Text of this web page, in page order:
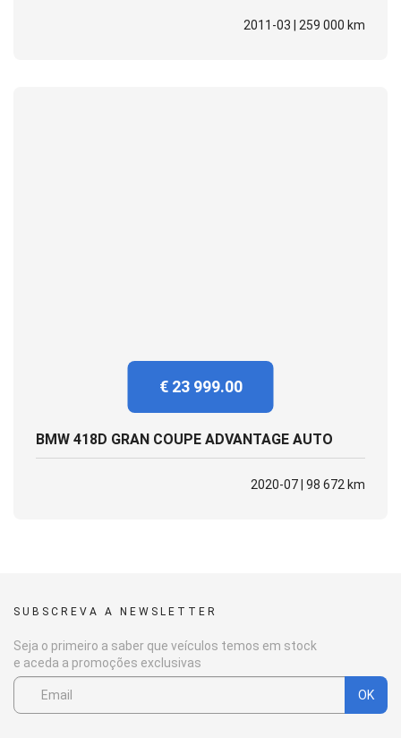
2011-03 | 259 000 km
€ 23 999.00
BMW 418D GRAN COUPE ADVANTAGE AUTO
2020-07 | 98 672 km
SUBSCREVA A NEWSLETTER
Seja o primeiro a saber que veículos temos em stock
e aceda a promoções exclusivas
OK